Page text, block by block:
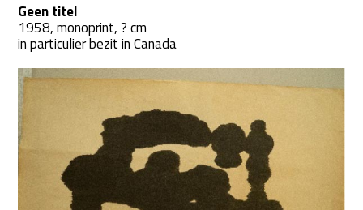
Geen titel
1958, monoprint, ? cm
in particulier bezit in Canada